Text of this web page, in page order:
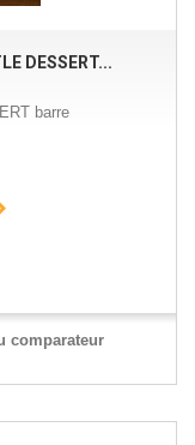
DESSERT...
barre
comparateur